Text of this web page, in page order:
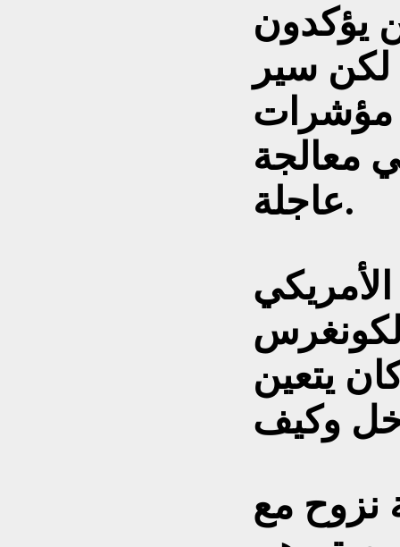
يؤكدون
لكن سير
مؤشرات
معالجة
عاجلة.
يتعين
نزوح مع